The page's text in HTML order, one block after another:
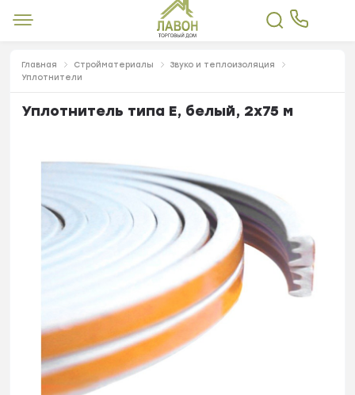
Главная Стройматериалы
Звуко и теплоизоляция
Уплотнители
Уплотнитель типа Е, белый, 2х75 м